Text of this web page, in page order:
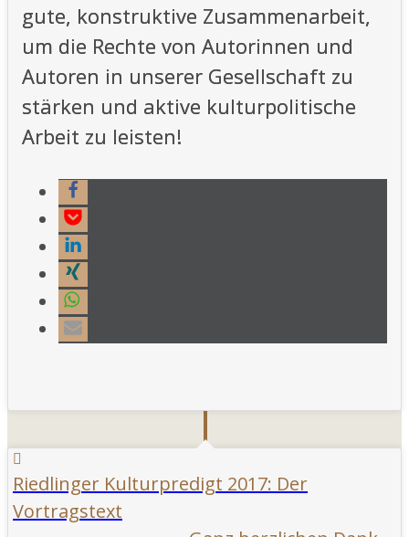
gute, konstruktive Zusammenarbeit,
um die Rechte von Autorinnen und
Autoren in unserer Gesellschaft zu
stärken und aktive kulturpolitische
Arbeit zu leisten!
Riedlinger Kulturpredigt 2017: Der
Vortragstext